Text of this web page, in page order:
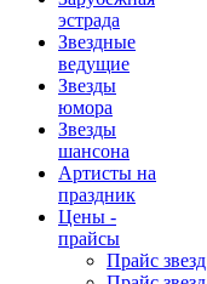
эстрада
Звездные
ведущие
Звезды
юмора
Звезды
шансона
Артисты на
праздник
Цены -
прайсы
Прайс